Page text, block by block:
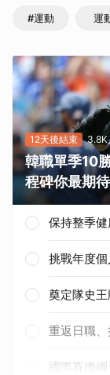
#運動 運
12天後結束 3.8K
韓職單季10
程碑你最期
保持整季
挑戰年度
奠定隊史
重返日職
國際賽擔